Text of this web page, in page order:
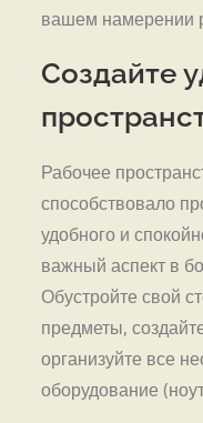
вашем намерении
Создайте
Рабочее
способствовало
удобного и
важный аспект в
Обустройте свой
предметы,
организуйте все
оборудование